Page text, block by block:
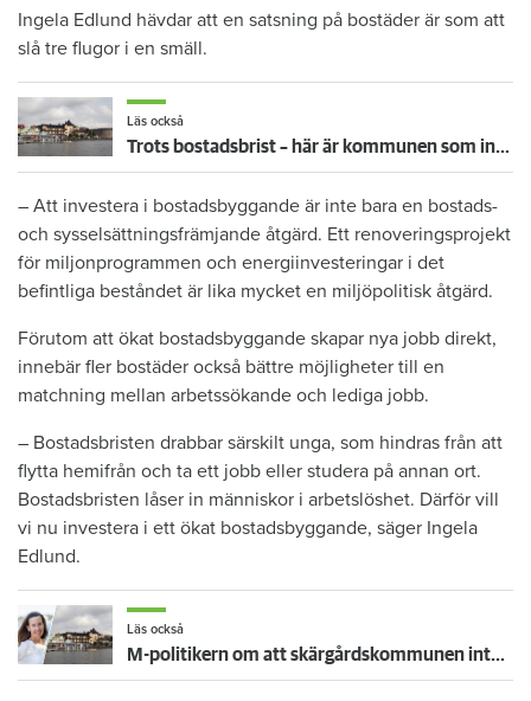
Ingela Edlund hävdar att en satsning på bostäder är som att
slå tre flugor i en smäll.
Läs också
Trots bostadsbrist – här är kommunen som inte byggt en enda hyresrätt på tio år
– Att investera i bostadsbyggande är inte bara en bostads-
och sysselsättningsfrämjande åtgärd. Ett renoveringsprojekt
för miljonprogrammen och energiinvesteringar i det
befintliga beståndet är lika mycket en miljöpolitisk åtgärd.
Förutom att ökat bostadsbyggande skapar nya jobb direkt,
innebär fler bostäder också bättre möjligheter till en
matchning mellan arbetssökande och lediga jobb.
– Bostadsbristen drabbar särskilt unga, som hindras från att
flytta hemifrån och ta ett jobb eller studera på annan ort.
Bostadsbristen låser in människor i arbetslöshet. Därför vill
vi nu investera i ett ökat bostadsbyggande, säger Ingela
Edlund.
Läs också
M-politikern om att skärgårdskommunen inte byggt några hyresrätter – ”olyckligt”